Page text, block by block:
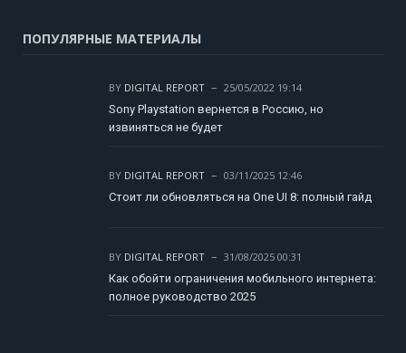
ПОПУЛЯРНЫЕ МАТЕРИАЛЫ
BY DIGITAL REPORT
25/05/2022 19:14
Sony Playstation вернется в Россию, но
извиняться не будет
BY DIGITAL REPORT
03/11/2025 12:46
Стоит ли обновляться на One UI 8: полный гайд
BY DIGITAL REPORT
31/08/2025 00:31
Как обойти ограничения мобильного интернета:
полное руководство 2025